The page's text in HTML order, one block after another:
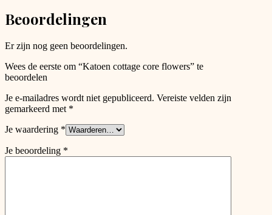
Beoordelingen
Er zijn nog geen beoordelingen.
Wees de eerste om “Katoen cottage core flowers” te
beoordelen
Je e-mailadres wordt niet gepubliceerd. Vereiste velden zijn
gemarkeerd met *
Je waardering *
Je beoordeling *